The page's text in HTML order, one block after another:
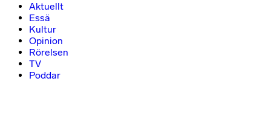
Aktuellt
Essä
Kultur
Opinion
Rörelsen
TV
Poddar